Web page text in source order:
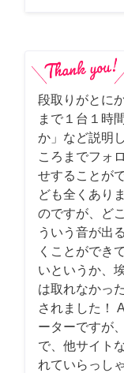
段取りがとに
まで１台１時
か」など説明
ころまでフォ
せすることが
ども全くあり
のですが、ど
ういう音が出
くことができ
いというか、
は取れなかっ
されました！
ーターですが
で、他サイト
れていらっし